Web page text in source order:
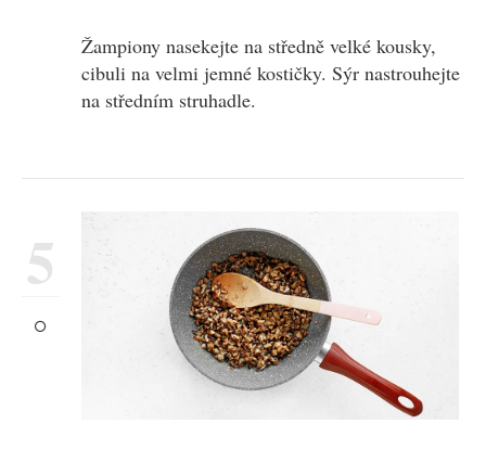
Žampiony nasekejte na středně velké kousky,
cibuli na velmi jemné kostičky. Sýr nastrouhejte
na středním struhadle.
5